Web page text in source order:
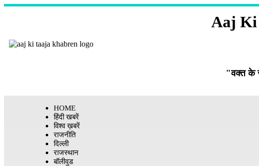
Aaj Ki
"वक्त के
HOME
हिंदी खबरें
विश्व ख़बरें
राजनीति
दिल्ली
राजस्थान
बॉलीवुड